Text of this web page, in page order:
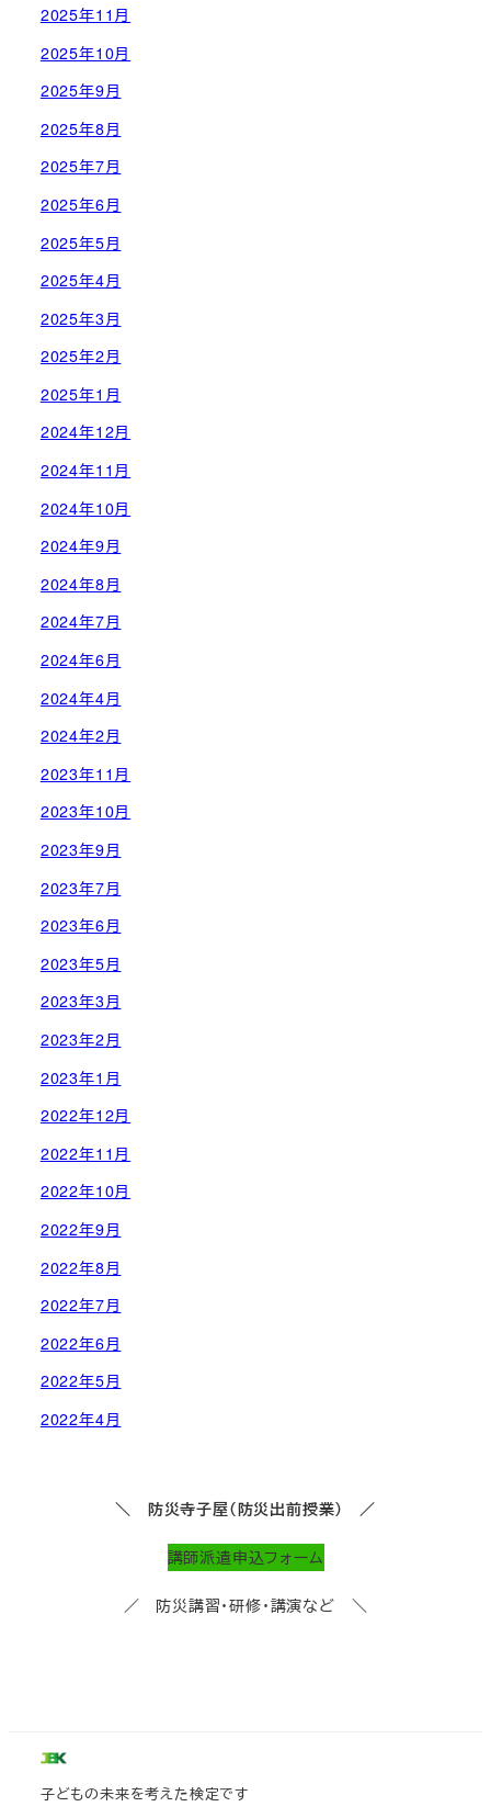
2025年11月
2025年10月
2025年9月
2025年8月
2025年7月
2025年6月
2025年5月
2025年4月
2025年3月
2025年2月
2025年1月
2024年12月
2024年11月
2024年10月
2024年9月
2024年8月
2024年7月
2024年6月
2024年4月
2024年2月
2023年11月
2023年10月
2023年9月
2023年7月
2023年6月
2023年5月
2023年3月
2023年2月
2023年1月
2022年12月
2022年11月
2022年10月
2022年9月
2022年8月
2022年7月
2022年6月
2022年5月
2022年4月
＼ 防災寺子屋（防災出前授業） ／
講師派遣申込フォーム
／ 防災講習・研修・講演など ＼
子どもの未来を考えた検定です